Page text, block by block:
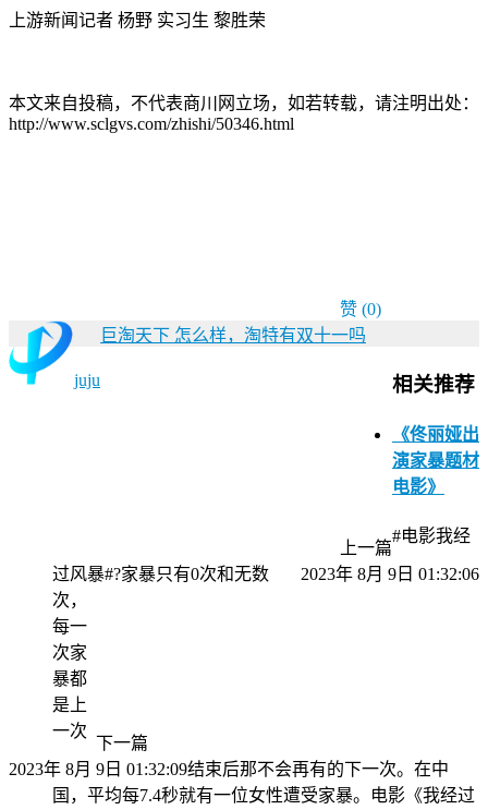
上游新闻记者 杨野 实习生 黎胜荣
本文来自投稿，不代表商川网立场，如若转载，请注明出处：
http://www.sclgvs.com/zhishi/50346.html
赞 (0)
juju
巨淘天下 怎么样，淘特有双十一吗
上一篇
2023年 8月 9日 01:32:06
下一篇
2023年 8月 9日 01:32:09
相关推荐
《佟丽娅出
演家暴题材
电影》
#电影我经
过风暴#?家暴只有0次和无数
次，
每一
次家
暴都
是上
一次
结束后那不会再有的下一次。在中
国，平均每7.4秒就有一位女性遭受家暴。电影《我经过